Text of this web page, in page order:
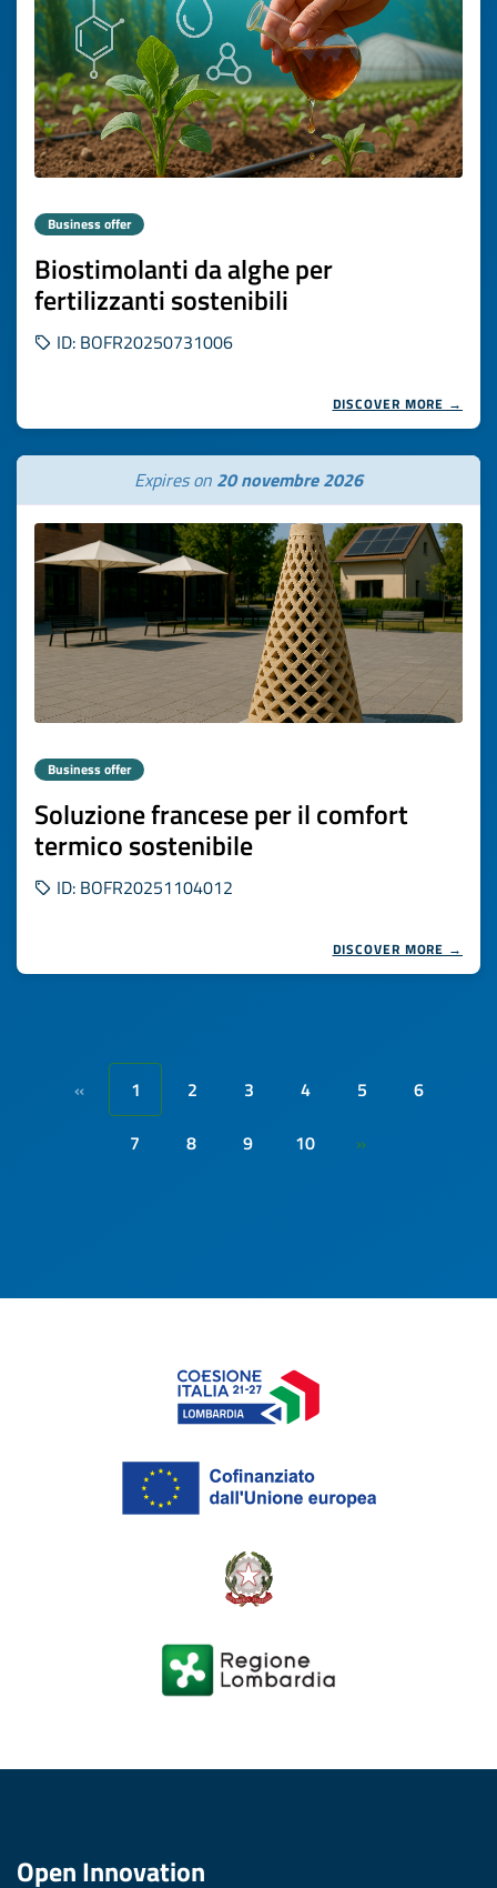
Business offer
Biostimolanti da alghe per
fertilizzanti sostenibili
ID: BOFR20250731006
DISCOVER MORE →
Expires on 20 novembre 2026
Business offer
Soluzione francese per il comfort
termico sostenibile
ID: BOFR20251104012
DISCOVER MORE →
« 1 2 3 4 5
6
7
8 9 10 »
Open Innovation